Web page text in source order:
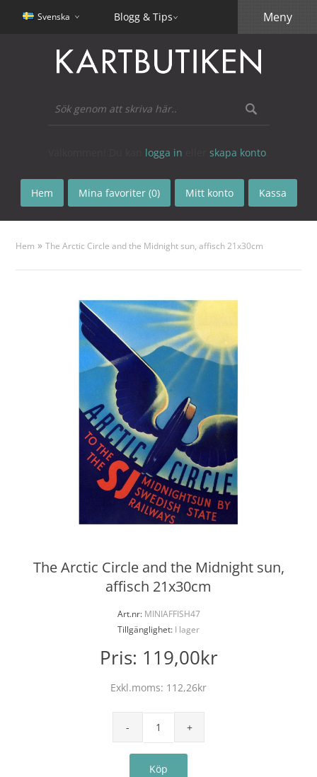
Svenska Blogg & Tips
logga in skapa konto
Hem Mina favoriter (0) Mitt konto Kassa
Meny
Hem »The Arctic Circle and the Midnight sun, affisch 21x30cm
The Arctic Circle and the Midnight sun,
affisch 21x30cm
Art.nr:MINIAFFISH47
Tillgänglighet: I lager
Pris: 119,00kr
Exkl.moms: 112,26kr